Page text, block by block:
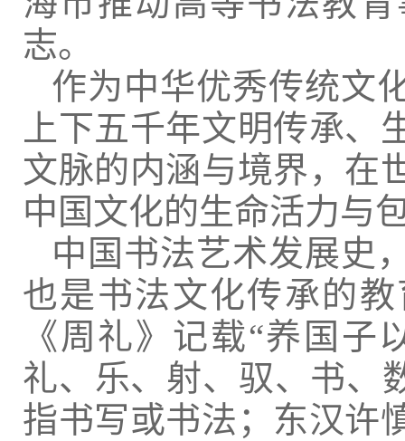
志。
作为中华优秀传统文
上下五千年文明传承
文脉的内涵与境界，在
中国文化的生命活力与
中国书法艺术发展史
也是书法文化传承的
《周礼》记载“养国子
礼、乐、射、驭、书、
指书写或书法；东汉许